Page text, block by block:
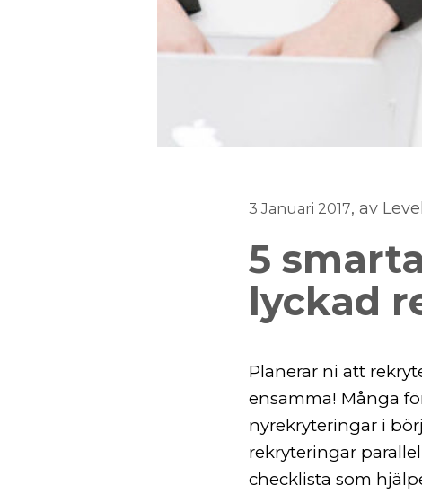
3 Januari 2017, av
5
lyckad
Planerar ni att
ensamma! Många
nyrekryteringar i
rekryteringar
checklista som